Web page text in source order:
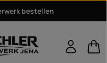
bestellen